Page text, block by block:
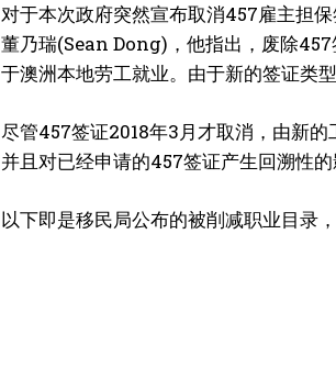
对于本次政府突然宣布取消457雇主担
董乃瑞(Sean Dong)，他指出，废除
于澳洲本地劳工就业。由于新的签证类
尽管457签证2018年3月才取消，由新的
并且对已经申请的457签证产生回溯性的
以下即是移民局公布的被削减职业目录